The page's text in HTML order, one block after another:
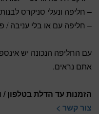
– חליפה ונעלי סניקרס
– חליפה עם או בלי עניבה /
עם החליפה הנכונה יש
אתם נראים.
הזמנות עד הדלת בטלפון /
צור קשר >